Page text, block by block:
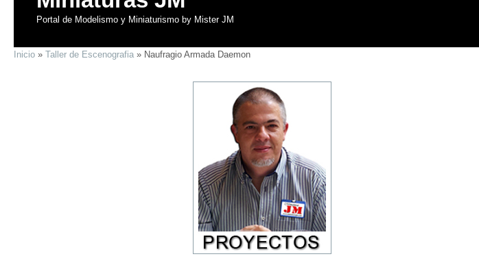
Portal de Modelismo y Miniaturismo by Mister JM
Inicio » Taller de Escenografia » Naufragio Armada Daemon